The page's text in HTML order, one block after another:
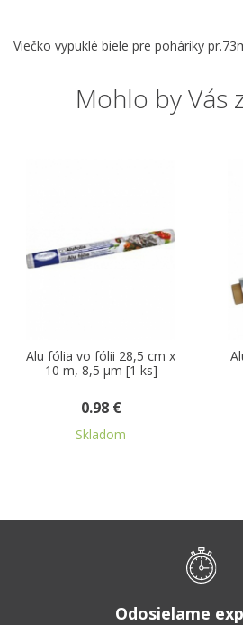
Viečko vypuklé biele pre poháriky
Mohlo by Vás
Alu fólia vo fólii 28,5 cm x
10 m, 8,5 µm [1 ks]
0.98 €
Skladom
Odosielame